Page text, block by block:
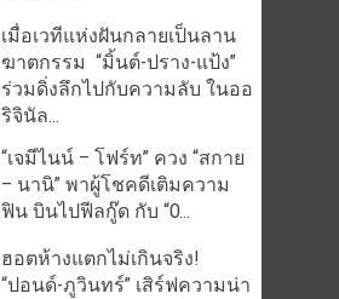
เมื่อเวทีแห่งฝันกลายเป็นลาน
ฆาตกรรม “มิ้นต์-ปราง-แป้ง”
ร่วมดิ่งลึกไปกับความลับ ในออ
ริจินัล...
“เจมีไนน์ – โฟร์ท” ควง “สกาย
– นานิ” พาผู้โชคดีเติมความ
ฟิน บินไปฟีลกู๊ด กับ “O...
ฮอตห้างแตกไม่เกินจริง!
“ปอนด์-ภูวินทร์” เสิร์ฟความน่า